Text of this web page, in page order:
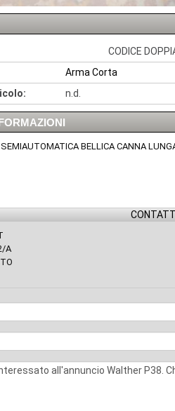
CODICE
Arma Corta
n.d.
BELLICA CANNA
A